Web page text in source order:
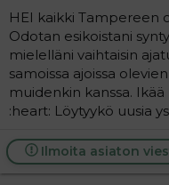
u
n
a
l
o
t
t
a
j
n
v
e
s
i
HEI kaikki Tampereen
Odotan esikoistani
mielelläni vaihtaisin
samoissa ajoissa
muidenkin kanssa. Ikää
:heart: Löytyykö uusia
Ilmoita asiaton